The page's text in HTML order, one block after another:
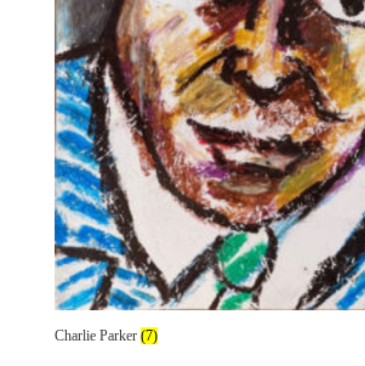
Charlie Parker (7)